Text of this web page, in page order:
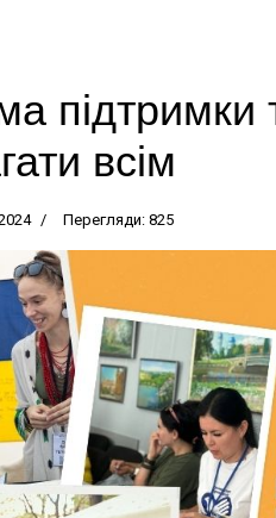
підтримки
всім
Перегляди: 825